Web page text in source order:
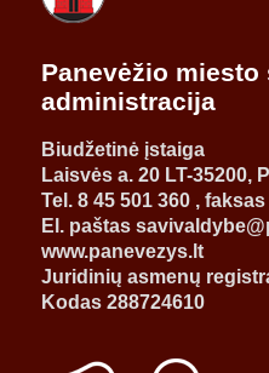
Panevėžio
administracija
Biudžetinė įstaiga
Laisvės a. 20 LT-35200,
Tel. 8 45 501 360 ,
El. paštas
www.panevezys.lt
Juridinių asmenų
Kodas 288724610